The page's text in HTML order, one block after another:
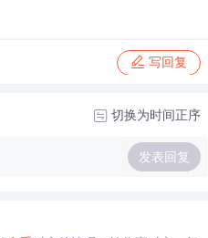
写回复
切换为时间正序
发表回复